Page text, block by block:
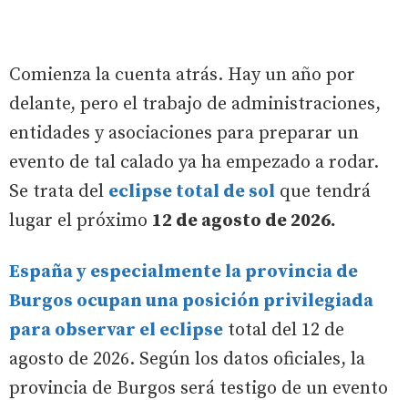
Comienza la cuenta atrás. Hay un año por
delante, pero el trabajo de administraciones,
entidades y asociaciones para preparar un
evento de tal calado ya ha empezado a rodar.
Se trata del eclipse total de sol que tendrá
lugar el próximo 12 de agosto de 2026.
España y especialmente la provincia de
Burgos ocupan una posición privilegiada
para observar el eclipse total del 12 de
agosto de 2026. Según los datos oficiales, la
provincia de Burgos será testigo de un evento